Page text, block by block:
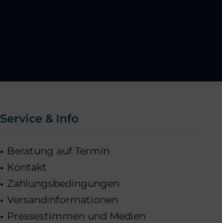
Service & Info
Beratung auf Termin
Kontakt
Zahlungsbedingungen
Versandinformationen
Pressestimmen und Medien